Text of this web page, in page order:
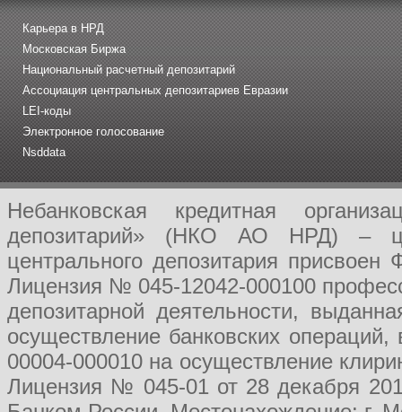
Карьера в НРД
Московская Биржа
Национальный расчетный депозитарий
Ассоциация центральных депозитариев Евразии
LEI-коды
Электронное голосование
Nsddata
Небанковская кредитная
депозитарий» (НКО АО НРД) –
центрального депозитария
Лицензия № 045-12042-000100
депозитарной деятельности,
осуществление банковских
00004-000010 на осуществление
Лицензия № 045-01 от 28 декабря